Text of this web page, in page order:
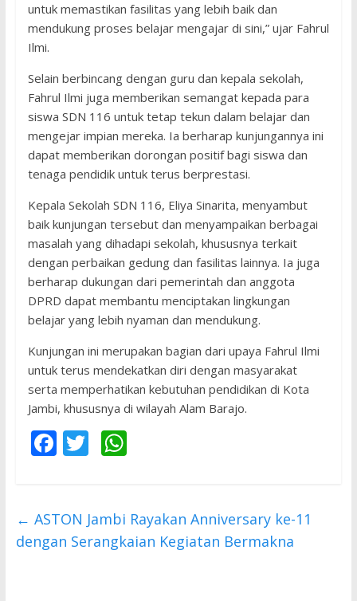
untuk memastikan fasilitas yang lebih baik dan
mendukung proses belajar mengajar di sini,” ujar Fahrul
Ilmi.
Selain berbincang dengan guru dan kepala sekolah,
Fahrul Ilmi juga memberikan semangat kepada para
siswa SDN 116 untuk tetap tekun dalam belajar dan
mengejar impian mereka. Ia berharap kunjungannya ini
dapat memberikan dorongan positif bagi siswa dan
tenaga pendidik untuk terus berprestasi.
Kepala Sekolah SDN 116, Eliya Sinarita, menyambut
baik kunjungan tersebut dan menyampaikan berbagai
masalah yang dihadapi sekolah, khususnya terkait
dengan perbaikan gedung dan fasilitas lainnya. Ia juga
berharap dukungan dari pemerintah dan anggota
DPRD dapat membantu menciptakan lingkungan
belajar yang lebih nyaman dan mendukung.
Kunjungan ini merupakan bagian dari upaya Fahrul Ilmi
untuk terus mendekatkan diri dengan masyarakat
serta memperhatikan kebutuhan pendidikan di Kota
Jambi, khususnya di wilayah Alam Barajo.
F
b
o
T
er
W
s
A
← ASTON Jambi Rayakan Anniversary ke-11
dengan Serangkaian Kegiatan Bermakna